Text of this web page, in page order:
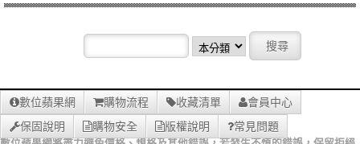
數位蘋果網 購物流程 收藏清單
會員中心
保固說明
購物安全 版權說明 常見問題